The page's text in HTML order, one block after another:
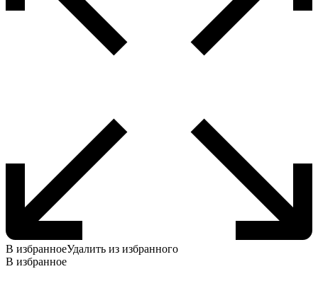
В избранноеУдалить из избранного
В избранное